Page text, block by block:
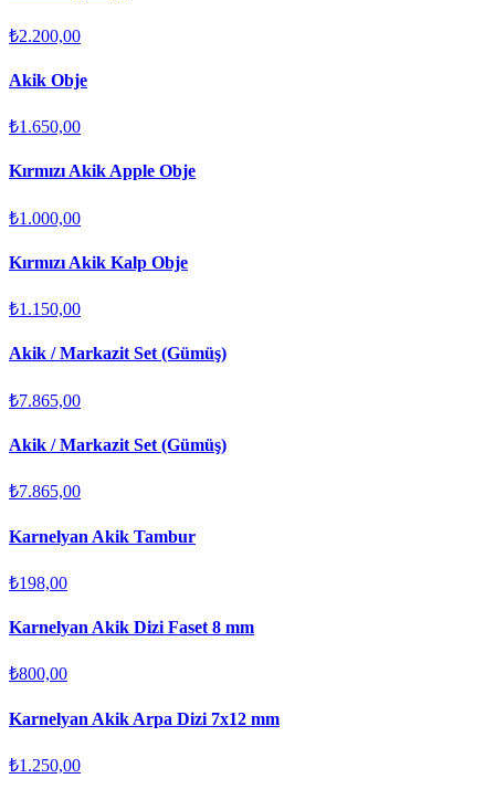
₺2.200,00
Akik Obje
₺1.650,00
Kırmızı Akik Apple Obje
₺1.000,00
Kırmızı Akik Kalp Obje
₺1.150,00
Akik / Markazit Set (Gümüş)
₺7.865,00
Akik / Markazit Set (Gümüş)
₺7.865,00
Karnelyan Akik Tambur
₺198,00
Karnelyan Akik Dizi Faset 8 mm
₺800,00
Karnelyan Akik Arpa Dizi 7x12 mm
₺1.250,00